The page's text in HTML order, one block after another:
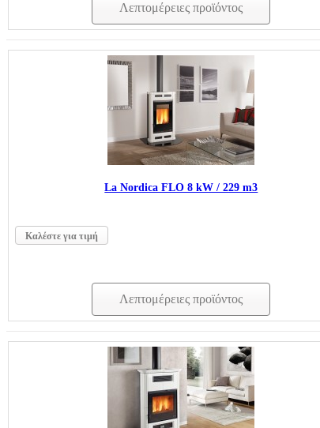
Λεπτομέρειες προϊόντος
La Nordica FLO 8 kW / 229 m3
Καλέστε για τιμή
Λεπτομέρειες προϊόντος